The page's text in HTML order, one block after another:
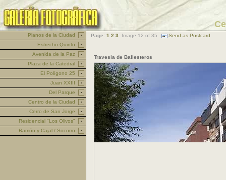
Planos de la Ciudad
Estrecho Quinto
Avenida de la Paz
Plaza de la Catedral
El Polígono 25
Juan XXIII
Del Parque
Centro de la Ciudad
Cerro de San Jorge
Residencial "Los Olivos"
Ramón y Cajal / Socorro
Travesía de Ballesteros
Page: 1 2 3 Image 12 of 35 Send as Postcard